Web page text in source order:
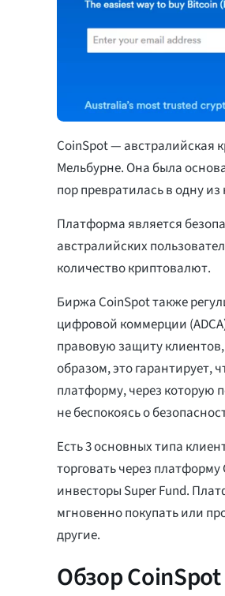
CoinSpot — австралийская
Мельбурне. Она была
пор превратилась в одну
Платформа является
австралийских
количество криптовалют.
Биржа CoinSpot также
цифровой коммерции
правовую защиту
образом, это гарантирует,
платформу, через которую
не беспокоясь о
Есть 3 основных типа
торговать через
инвесторы Super Fund.
мгновенно покупать или
другие.
Обзор